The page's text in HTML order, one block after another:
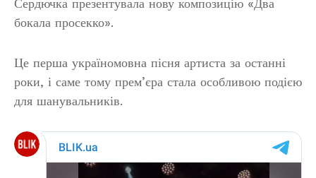
Сердючка презентувала нову композицію «Два
бокала просекко».
Це перша україномовна пісня артиста за останні
роки, і саме тому прем’єра стала особливою подією
для шанувальників.